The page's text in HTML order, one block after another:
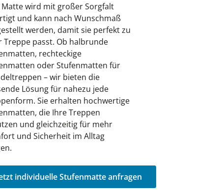
Matte wird mit großer Sorgfalt
und kann nach Wunschmaß
werden, damit sie perfekt zu
Treppe passt. Ob halbrunde
rechteckige
oder Stufenmatten für
– wir bieten die
Lösung für nahezu jede
Sie erhalten hochwertige
die Ihre Treppen
und gleichzeitig für mehr
und Sicherheit im Alltag
individuelle Stufenmatte anfragen